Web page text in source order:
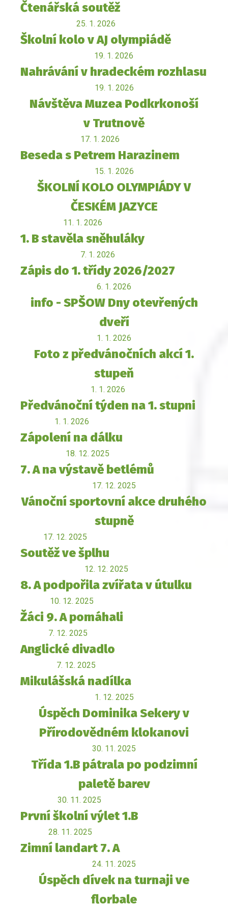
Čtenářská soutěž
25. 1. 2026
Školní kolo v AJ olympiádě
19. 1. 2026
Nahrávání v hradeckém rozhlasu
19. 1. 2026
Návštěva Muzea Podkrkonoší
v Trutnově
17. 1. 2026
Beseda s Petrem Harazinem
15. 1. 2026
ŠKOLNÍ KOLO OLYMPIÁDY V
ČESKÉM JAZYCE
11. 1. 2026
1. B stavěla sněhuláky
7. 1. 2026
Zápis do 1. třídy 2026/2027
6. 1. 2026
info - SPŠOW Dny otevřených
dveří
1. 1. 2026
Foto z předvánočních akcí 1.
stupeň
1. 1. 2026
Předvánoční týden na 1. stupni
1. 1. 2026
Zápolení na dálku
18. 12. 2025
7. A na výstavě betlémů
17. 12. 2025
Vánoční sportovní akce druhého
stupně
17. 12. 2025
Soutěž ve šplhu
12. 12. 2025
8. A podpořila zvířata v útulku
10. 12. 2025
Žáci 9. A pomáhali
7. 12. 2025
Anglické divadlo
7. 12. 2025
Mikulášská nadílka
1. 12. 2025
Úspěch Dominika Sekery v
Přírodovědném klokanovi
30. 11. 2025
Třída 1.B pátrala po podzimní
paletě barev
30. 11. 2025
První školní výlet 1.B
28. 11. 2025
Zimní landart 7. A
24. 11. 2025
Úspěch dívek na turnaji ve
florbale